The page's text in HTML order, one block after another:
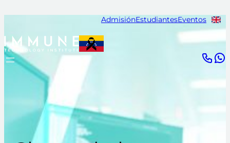
contenido
AdmisiónEstudiantesEventos